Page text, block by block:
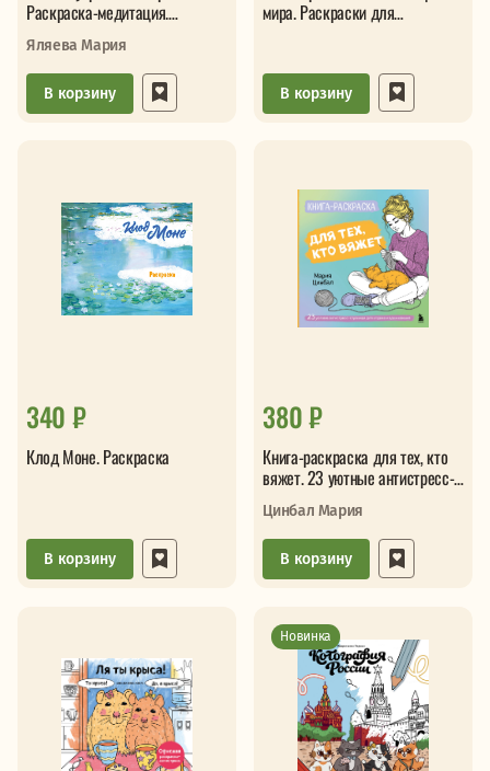
Раскраска-медитация.
поддерживающие цитаты
Яляева Мария
В корзину
мира. Раскраски для
В корзину
340 ₽
Клод Моне. Раскраска
В корзину
380 ₽
Книга-раскраска для тех, кто
вяжет. 23 уютные антистресс-
страницы для отдыха и вдо
Цинбал Мария
В корзину
Новинка